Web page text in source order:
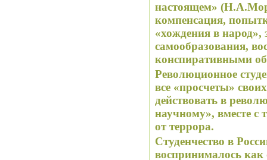
настоящем»
компенсация,
«хождения в народ»,
самообразования,
конспиративными
Революционное
все «просчеты»
действовать в
научному», вместе с
от террора.
Студенчество в
воспринималось как